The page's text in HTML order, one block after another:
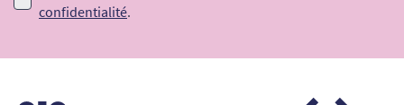
confidentialité.